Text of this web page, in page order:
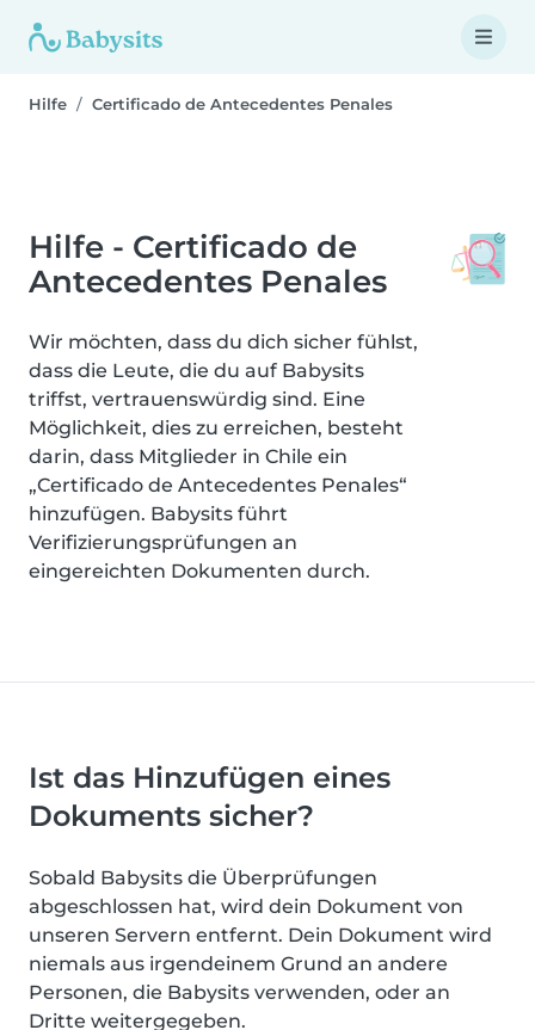
Hilfe Certificado de Antecedentes Penales
Hilfe - Certificado de
Antecedentes Penales
Wir möchten, dass du dich sicher fühlst,
dass die Leute, die du auf Babysits
triffst, vertrauenswürdig sind. Eine
Möglichkeit, dies zu erreichen, besteht
darin, dass Mitglieder in Chile ein
„Certificado de Antecedentes Penales“
hinzufügen. Babysits führt
Verifizierungsprüfungen an
eingereichten Dokumenten durch.
Ist das Hinzufügen eines
Dokuments sicher?
Sobald Babysits die Überprüfungen
abgeschlossen hat, wird dein Dokument von
unseren Servern entfernt. Dein Dokument wird
niemals aus irgendeinem Grund an andere
Personen, die Babysits verwenden, oder an
Dritte weitergegeben.